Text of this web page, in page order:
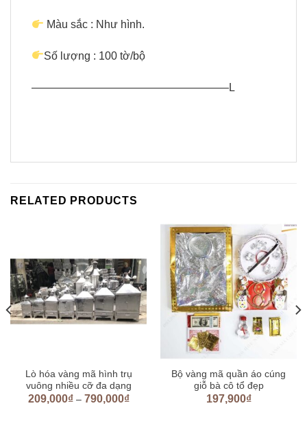
Màu sắc : Như hình.
Số lượng : 100 tờ/bộ
——————————————————L
RELATED PRODUCTS
Lò hóa vàng mã hình trụ
vuông nhiều cỡ đa dạng
209,000₫– 790,000₫
Bộ vàng mã quần áo cúng
giỗ bà cô tổ đẹp
197,900₫